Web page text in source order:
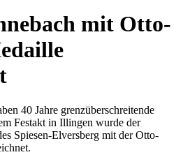
mit Otto-
40 Jahre grenzüberschreitende
Festakt in Illingen wurde der
Spiesen-Elversberg mit der Otto-